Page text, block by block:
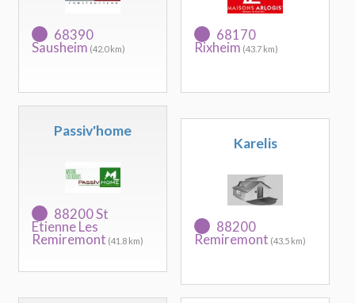
68390
Sausheim (42.0 km)
68170
Rixheim (43.7 km)
Passiv'home
88200 St
Etienne Les
Remiremont (41.8 km)
Karelis
88200
Remiremont (43.5 km)